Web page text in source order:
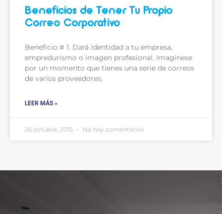
Beneficios de Tener Tu Propio
Correo Corporativo
Beneficio # 1. Dará identidad a tu empresa,
empredurismo o imagen profesional. Imagínese
por un momento que tienes una serie de correos
de varios proveedores,
LEER MÁS »
26 octubre, 2015 No hay comentarios